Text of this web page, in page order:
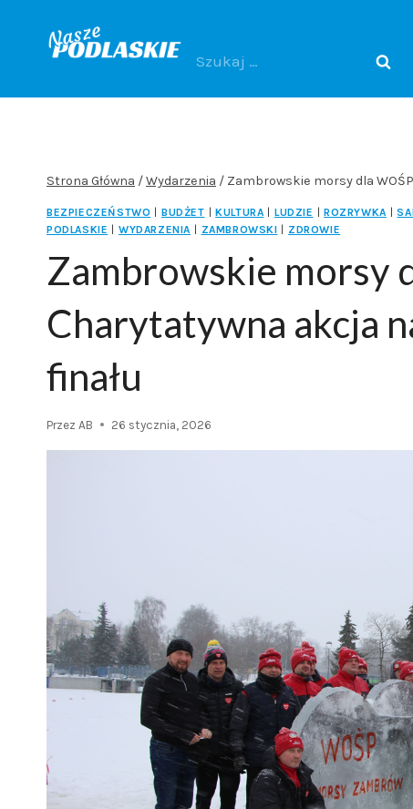
Szukaj:
Strona Główna /Wydarzenia / Zambrowskie morsy dla
BEZPIECZEŃSTWO BUDŻET KULTURA LUDZIE ROZRYWKA
PODLASKIE
WYDARZENIA ZAMBROWSKI ZDROWIE
Zambrowskie morsy
Charytatywna akcja
finału
Przez AB 26 stycznia, 2026